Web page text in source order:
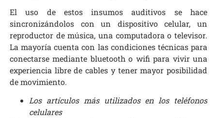
El uso de estos insumos auditivos se hace
sincronizándolos con un dispositivo celular, un
reproductor de música, una computadora o televisor.
La mayoría cuenta con las condiciones técnicas para
conectarse mediante bluetooth o wifi para vivir una
experiencia libre de cables y tener mayor posibilidad
de movimiento.
Los artículos más utilizados en los teléfonos
celulares